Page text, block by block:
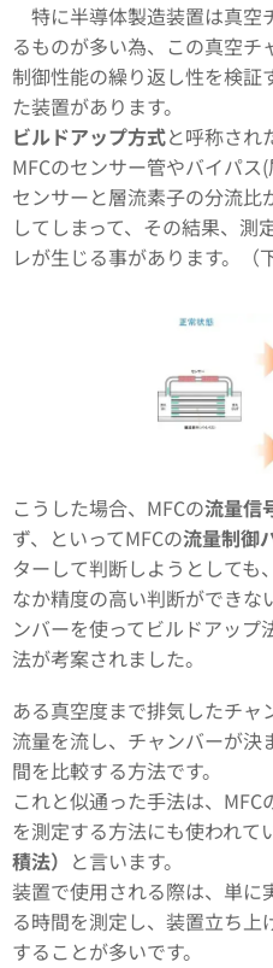
特に半導体製造装置は真空
るものが多い為、この真空チ
制御性能の繰り返し性を検証
た装置があります。
ビルドアップ方式と呼称され
MFCのセンサー管やバイパ
センサーと層流素子の分流
してしまって、その結果、測
レが生じる事があります。（
こうした場合、MFCの流量信
ず、といってMFCの流量制御
ターして判断しようとしても
なか精度の高い判断ができな
ンバーを使ってビルドアッ
法が考案されました。
ある真空度まで排気したチャ
流量を流し、チャンバーが決
間を比較する方法です。
これと似通った手法は、
を測定する方法にも使われて
積法） と言います。
装置で使用される際は、単に
る時間を測定し、装置立ち
することが多いです。